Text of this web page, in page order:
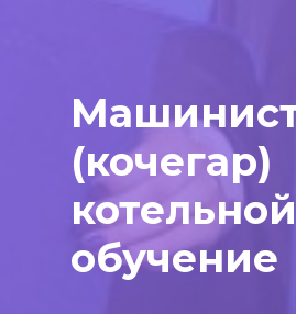
(кочегар)
котельной
обучение